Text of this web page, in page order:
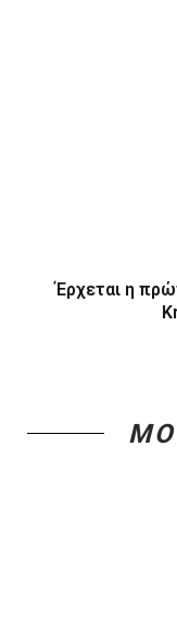
Έρχεται η